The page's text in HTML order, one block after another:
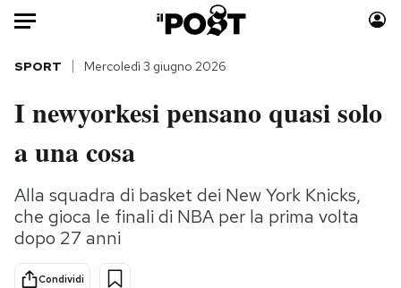
Auto
HOME
Italia
Politica
Tecnologia
Scienza
Consumismi
Storie/Idee
SPORT Mercoledì 3 giugno 2026
I newyorkesi pensano quasi solo
a una cosa
Alla squadra di basket dei New York Knicks,
che gioca le finali di NBA per la prima volta
dopo 27 anni
Condividi